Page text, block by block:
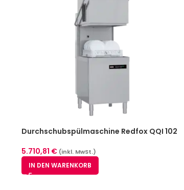
Durchschubspülmaschine Redfox QQI 102
5.710,81 € (inkl. MwSt.)
IN DEN WARENKORB